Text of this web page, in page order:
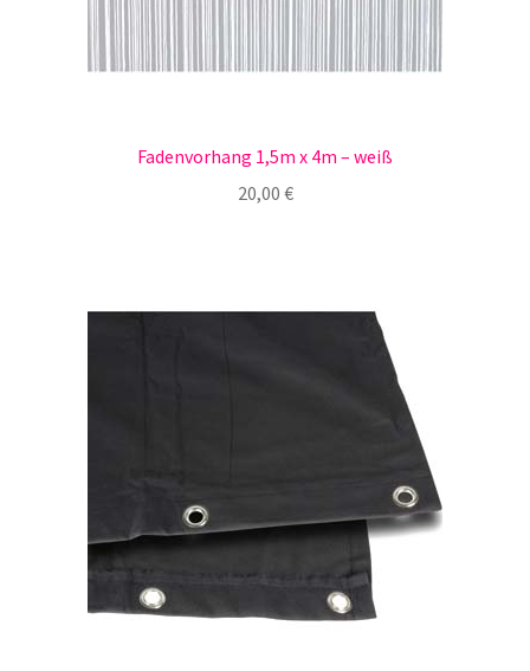
Fadenvorhang 1,5m x 4m – weiß
20,00 €